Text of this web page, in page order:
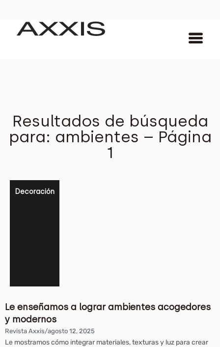
Resultados de búsqueda
para: ambientes – Página
1
Decoración
Le enseñamos a lograr ambientes acogedores
y modernos
Revista Axxis/agosto 12, 2025
Le mostramos cómo integrar materiales, texturas y luz para crear